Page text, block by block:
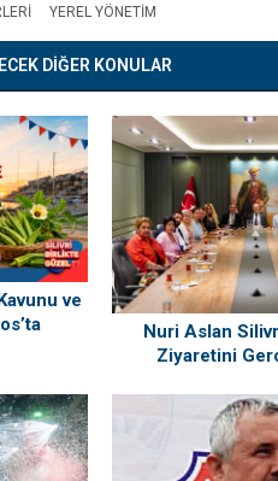
YEREL YÖNETIM
DİĞER KONULAR
ve
Nuri Aslan
Ziyaretini